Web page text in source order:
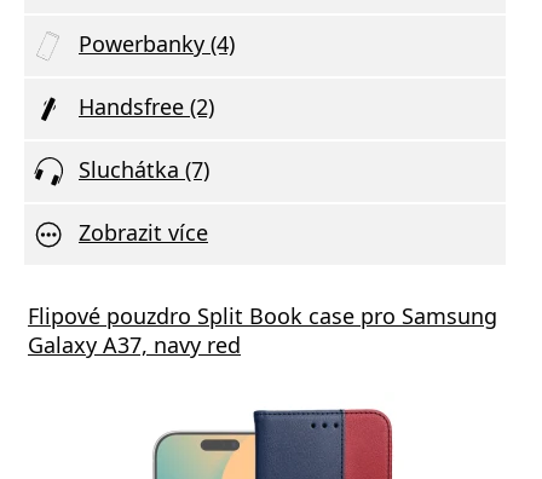
Powerbanky (4)
Handsfree (2)
Sluchátka (7)
Zobrazit více
Flipové pouzdro Split Book case pro Samsung
Galaxy A37, navy red